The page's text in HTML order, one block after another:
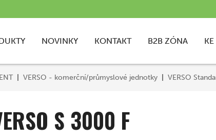
NOVINKY KONTAKT B2B ZÓNA
VERSO - komerční/průmyslové jednotky VERSO
S 3000 F